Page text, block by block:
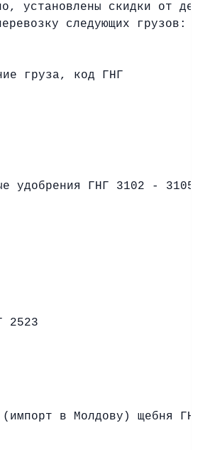
установлены скидки от
следующих грузов:
груза, код ГНГ
удобрения ГНГ 3102 - 3105
2523
(импорт в Молдову) щебня ГНГ